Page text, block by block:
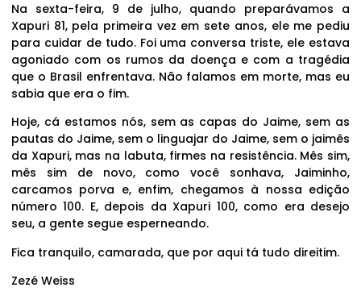
Na sexta-feira, 9 de julho, quando preparávamos a
Xapuri 81, pela primeira vez em sete anos, ele me pediu
para cuidar de tudo. Foi uma conversa triste, ele estava
agoniado com os rumos da doença e com a tragédia
que o Brasil enfrentava. Não falamos em morte, mas eu
sabia que era o fim.
Hoje, cá estamos nós, sem as capas do Jaime, sem as
pautas do Jaime, sem o linguajar do Jaime, sem o jaimês
da Xapuri, mas na labuta, firmes na resistência. Mês sim,
mês sim de novo, como você sonhava, Jaiminho,
carcamos porva e, enfim, chegamos à nossa edição
número 100. E, depois da Xapuri 100, como era desejo
seu, a gente segue esperneando.
Fica tranquilo, camarada, que por aqui tá tudo direitim.
Zezé Weiss